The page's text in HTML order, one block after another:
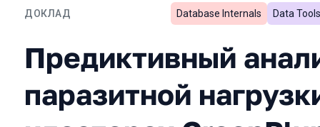
ДОКЛАД
Предиктивный анализ
Database Internals Data Tools
Предиктивный
паразитной